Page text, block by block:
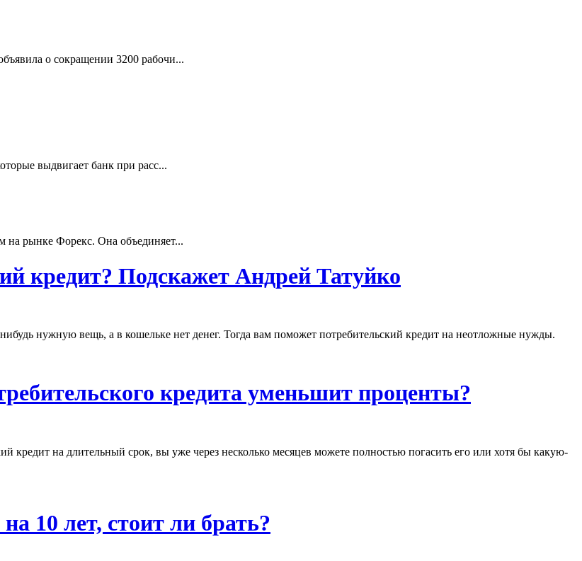
о сокращении 3200 рабочи...
выдвигает банк при расс...
рынке Форекс. Она объединяет...
кредит? Подскажет Андрей Татуйко
нужную вещь, а в кошельке нет денег. Тогда вам поможет потребительский кредит на неотложные нужды.
кредита уменьшит проценты?
кредит на длительный срок, вы уже через несколько месяцев можете полностью погасить его или хотя бы какую-
10 лет, стоит ли брать?